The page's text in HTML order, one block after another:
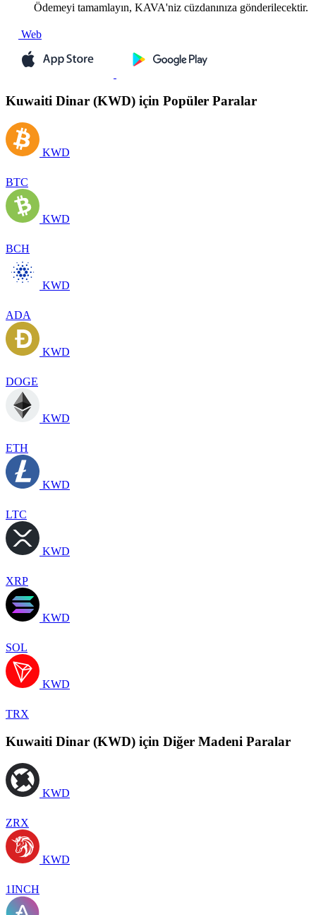
Ödemeyi tamamlayın, KAVA'niz cüzdanınıza gönderilecektir.
Web
Kuwaiti Dinar (KWD) için Popüler Paralar
KWD
BTC
KWD
BCH
KWD
ADA
KWD
DOGE
KWD
ETH
KWD
LTC
KWD
XRP
KWD
SOL
KWD
TRX
Kuwaiti Dinar (KWD) için Diğer Madeni Paralar
KWD
ZRX
KWD
1INCH